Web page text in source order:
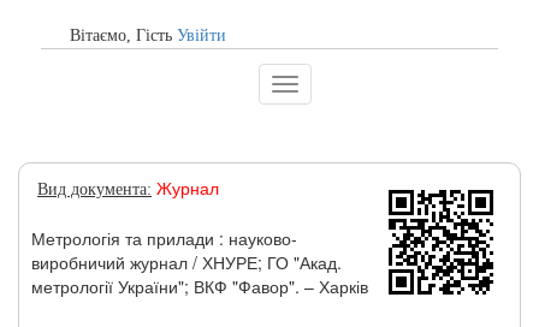
Вітаємо, Гiсть Увійти
Toggle
navigation
Вид документа: Журнал
Метрологія та прилади : науково-
виробничий журнал / ХНУРЕ; ГО "Акад.
метрології України"; ВКФ "Фавор". – Харків